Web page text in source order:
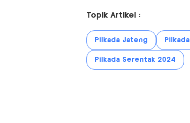
Topik Artikel :
Pilkada Jateng Pilkada
Pilkada Serentak 2024